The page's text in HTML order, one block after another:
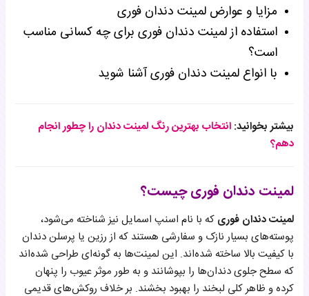
مزایا و عوارض لمینت دندان فوری
استفاده از لمینت دندان فوری برای چه کسانی مناسب
است؟
با انواع لمینت دندان فوری آشنا شوید
بیشتر بخوانید: انتخاب بهترین رنگ لمینت دندان را چطور انجام
دهم؟
لمینت دندان فوری چیست؟
لمینت دندان فوری که با نام اسنپ اسمایل نیز شناخته می‌شود،
پوسته‌های بسیار نازک و سفارشی هستند که از رزین یا پرسلن دندان
با کیفیت بالا ساخته شده‌اند. این لمینت‌ها به گونه‌ای طراحی شده‌اند
که سطح جلوی دندان‌ها را بپوشانند و به طور موثر عیوب را پنهان
کرده و ظاهر کلی لبخند را بهبود بخشند. بر خلاف روکش‌های قدیمی